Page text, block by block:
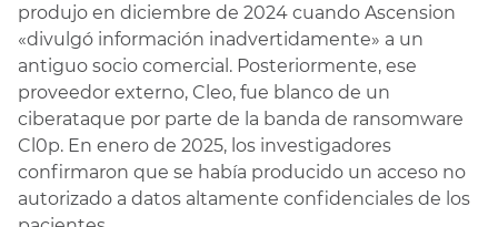
produjo en diciembre de 2024 cuando Ascension
«divulgó información inadvertidamente» a un
antiguo socio comercial. Posteriormente, ese
proveedor externo, Cleo, fue blanco de un
ciberataque por parte de la banda de ransomware
Cl0p. En enero de 2025, los investigadores
confirmaron que se había producido un acceso no
autorizado a datos altamente confidenciales de los